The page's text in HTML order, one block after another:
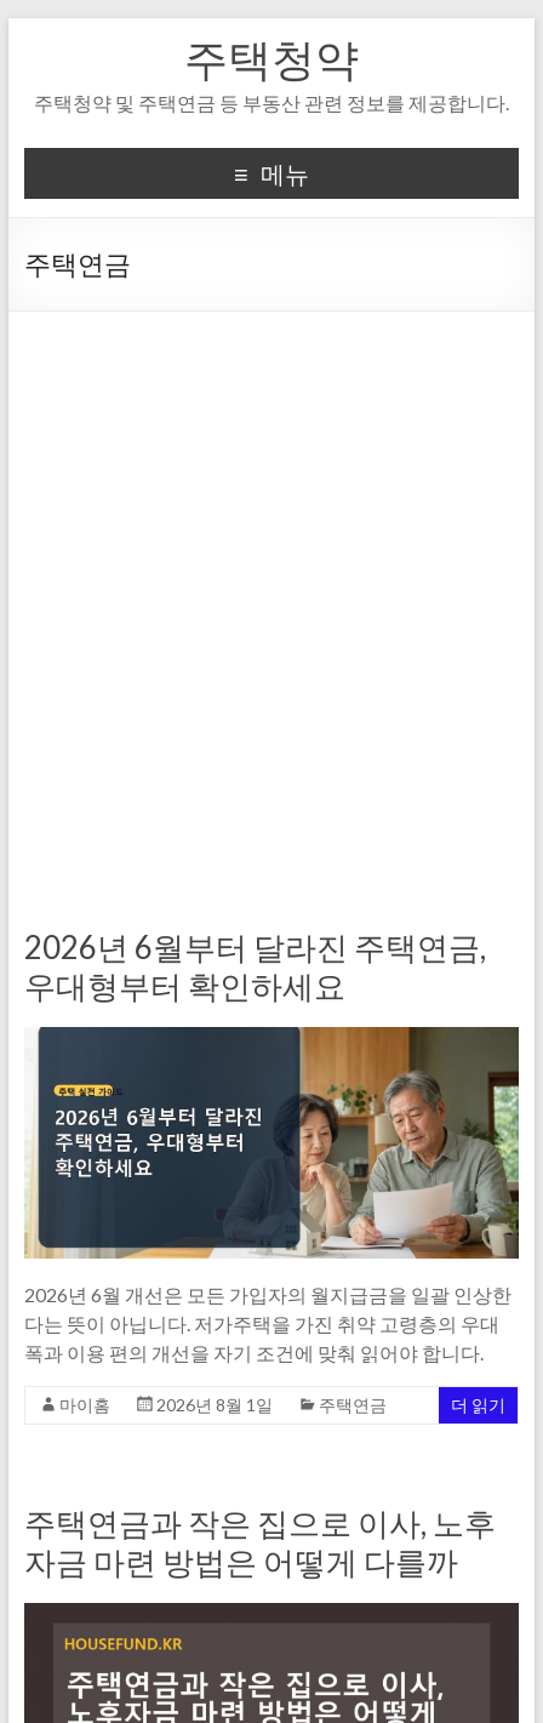
주택청약
주택청약 및 주택연금 등 부동산 관련 정보를 제공합니다.
메뉴
주택연금
2026년 6월부터 달라진 주택연금,
우대형부터 확인하세요
2026년 6월 개선은 모든 가입자의 월지급금을 일괄 인상한
다는 뜻이 아닙니다. 저가주택을 가진 취약 고령층의 우대
폭과 이용 편의 개선을 자기 조건에 맞춰 읽어야 합니다.
마이홈 2026년 8월 1일 주택연금 더 읽기
주택연금과 작은 집으로 이사, 노후
자금 마련 방법은 어떻게 다를까